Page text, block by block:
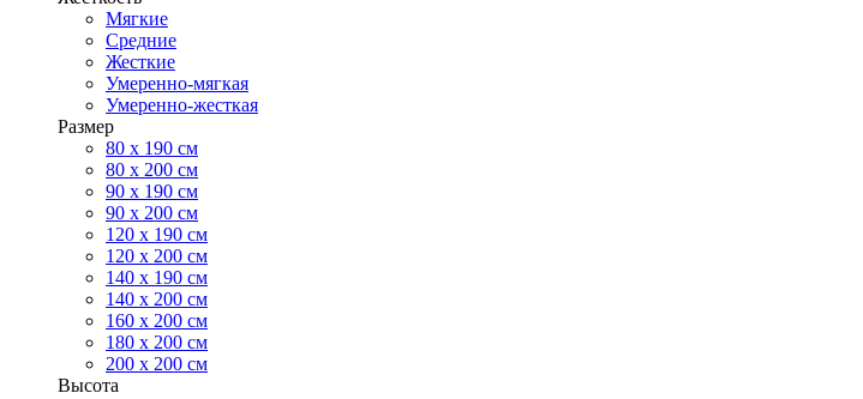
Мягкие
Средние
Жесткие
Умеренно-мягкая
Умеренно-жесткая
Размер
80 х 190 см
80 х 200 см
90 х 190 см
90 х 200 см
120 х 190 см
120 х 200 см
140 х 190 см
140 х 200 см
160 х 200 см
180 х 200 см
200 х 200 см
Высота